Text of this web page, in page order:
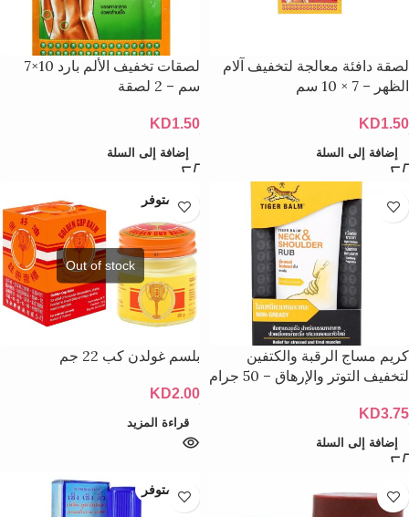
لصقة دافئة معالجة لتخفيف آلام
الظهر – 7 × 10 سم
KD1.50
إضافة إلى السلة
لصقات تخفيف الألم بارد 10×7
سم – 2 لصقة
KD1.50
إضافة إلى السلة
كريم مساج الرقبة والكتفين
لتخفيف التوتر والإرهاق – 50 جرام
KD3.75
إضافة إلى السلة
غير متوفر
بلسم غولدن كب 22 جم
KD2.00
قراءة المزيد
غير متوفر